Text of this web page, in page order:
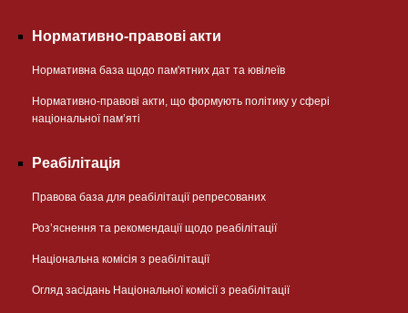
Нормативно-правові акти
Нормативна база щодо пам'ятних дат та ювілеїв
Нормативно-правові акти, що формують політику у сфері
національної памʼяті
Реабілітація
Правова база для реабілітації репресованих
Розʼяснення та рекомендації щодо реабілітації
Національна комісія з реабілітації
Огляд засідань Національної комісії з реабілітації